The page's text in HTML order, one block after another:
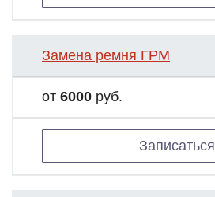
Замена ремня ГРМ
от 6000 руб.
Записаться